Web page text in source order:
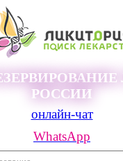
РОССИИ
онлайн-чат
WhatsApp